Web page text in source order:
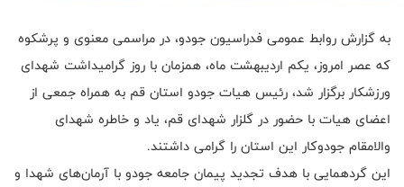
به گزارش روابط عمومی فدراسیون جودو، در مراسمی معنوی و پرشکوه
که عصر امروز، یکم اردیبهشت ماه، همزمان با روز گرامیداشت شهدای
ورزشکار برگزار شد، رئیس هیات جودو استان قم به همراه جمعی از
اعضای هیات با حضور در گلزار شهدای قم، یاد و خاطره شهدای
والامقام جودوکار این استان را گرامی داشتند.
این گردهمایی با هدف تجدید پیمان جامعه جودو با آرمان‌های شهدا و